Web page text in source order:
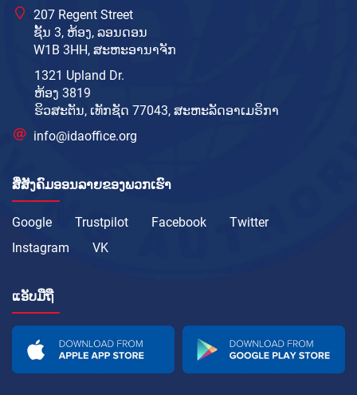
207 Regent Street
ຊັ້ນ 3, ຫ້ອງ, ລອນດອນ
W1B 3HH, ສະຫະອານາຈັກ
1321 Upland Dr.
ຫ້ອງ 3819
ຮິວສະຕັນ, ເທັກຊັດ 77043, ສະຫະລັດອາເມຣິກາ
info@idaoffice.org
ສື່ສັງຄົມອອນລາຍຂອງພວກເຮົາ
Google Trustpilot Facebook
Twitter
Instagram
VK
ແອັບມືຖື